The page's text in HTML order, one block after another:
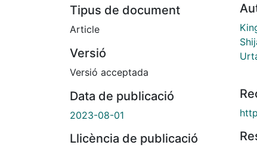
Tipus de document
Article
Versió
Versió acceptada
Data de publicació
2023-08-01
Llicència de publicació